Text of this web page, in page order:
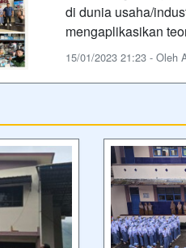
di dunia usaha/
mengaplikasikan
15/01/2023 21:23 - Oleh